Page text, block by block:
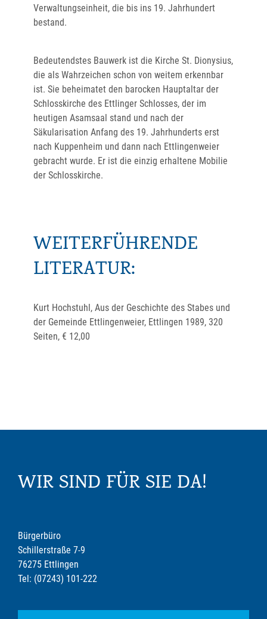
Verwaltungseinheit, die bis ins 19. Jahrhundert
bestand.
Bedeutendstes Bauwerk ist die Kirche St. Dionysius,
die als Wahrzeichen schon von weitem erkennbar
ist. Sie beheimatet den barocken Hauptaltar der
Schlosskirche des Ettlinger Schlosses, der im
heutigen Asamsaal stand und nach der
Säkularisation Anfang des 19. Jahrhunderts erst
nach Kuppenheim und dann nach Ettlingenweier
gebracht wurde. Er ist die einzig erhaltene Mobilie
der Schlosskirche.
WEITERFÜHRENDE
LITERATUR:
Kurt Hochstuhl, Aus der Geschichte des Stabes und
der Gemeinde Ettlingenweier, Ettlingen 1989, 320
Seiten, € 12,00
WIR SIND FÜR SIE DA!
Bürgerbüro
Schillerstraße 7-9
76275 Ettlingen
Tel: (07243) 101-222